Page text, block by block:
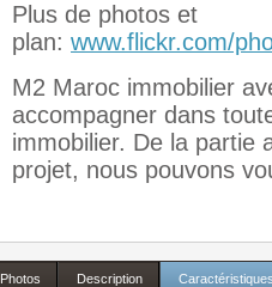
Plus de photos et
plan: www.flickr.com/
M2 Maroc immobilier
accompagner dans
immobilier. De la partie
projet, nous pouvons
Photos Description